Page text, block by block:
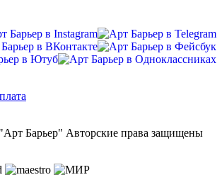
Барьер" Авторские права защищены